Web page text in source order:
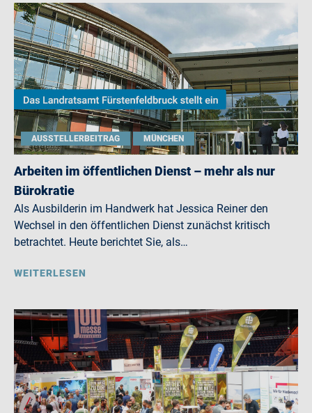
AUSSTELLERBEITRAG MÜNCHEN
Arbeiten im öffentlichen Dienst – mehr als nur
Bürokratie
Als Ausbilderin im Handwerk hat Jessica Reiner den
Wechsel in den öffentlichen Dienst zunächst kritisch
betrachtet. Heute berichtet Sie, als…
WEITERLESEN